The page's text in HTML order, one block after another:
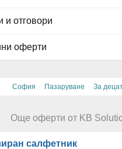
и отговори
оферти
София · Пазаруване · За
Още оферти от KB
салфетник